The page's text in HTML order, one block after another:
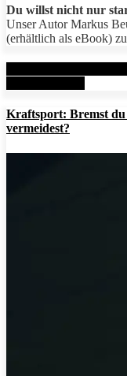
Du willst nicht nur
Unser Autor Markus
(erhältlich als eBook)
Kraftsport: Bremst du
vermeidest?